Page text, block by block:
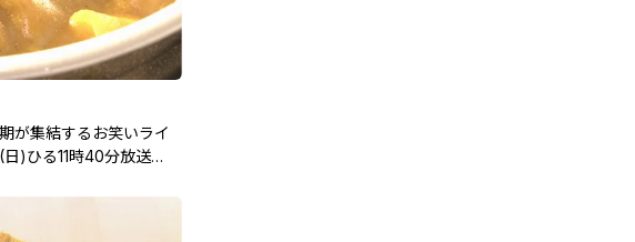
が集結するお笑いライ
)ひる11時40分放送
ラス」